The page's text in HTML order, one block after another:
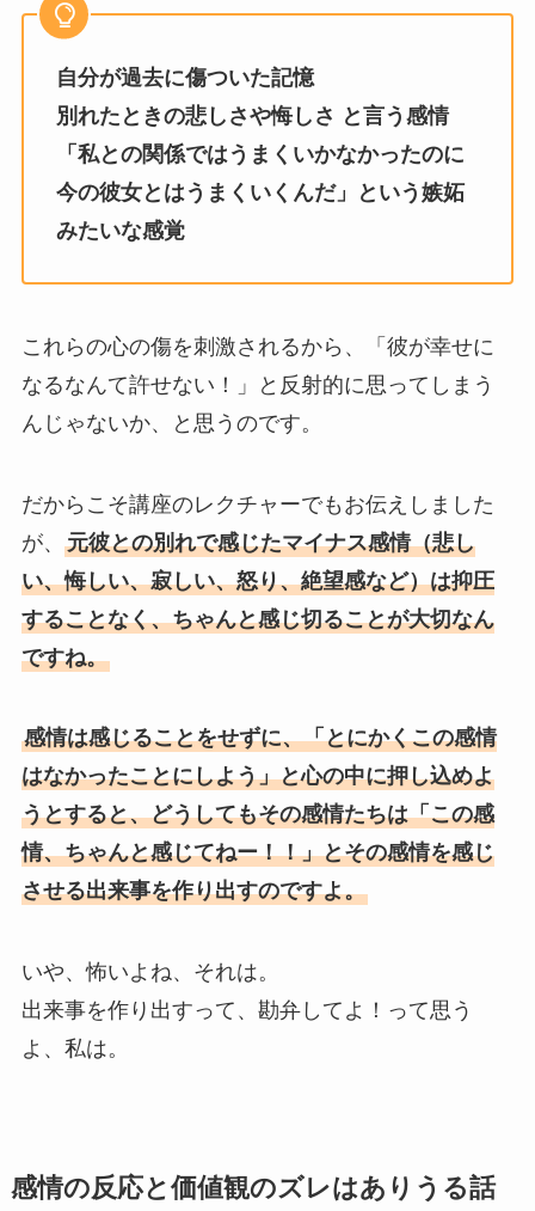
自分が過去に傷ついた記憶
別れたときの悲しさや悔しさ と言う感情
「私との関係ではうまくいかなかったのに
今の彼女とはうまくいくんだ」という嫉妬
みたいな感覚
これらの心の傷を刺激されるから、「彼が幸せに
なるなんて許せない！」と反射的に思ってしまう
んじゃないか、と思うのです。
だからこそ講座のレクチャーでもお伝えしました
が、 元彼との別れで感じたマイナス感情（悲し
い、悔しい、寂しい、怒り、絶望感など）は抑圧
することなく、ちゃんと感じ切ることが大切なん
ですね。
感情は感じることをせずに、「とにかくこの感情
はなかったことにしよう」と心の中に押し込めよ
うとすると、どうしてもその感情たちは「この感
情、ちゃんと感じてねー！！」とその感情を感じ
させる出来事を作り出すのですよ。
いや、怖いよね、それは。
出来事を作り出すって、勘弁してよ！って思う
よ、私は。
感情の反応と価値観のズレはありうる話